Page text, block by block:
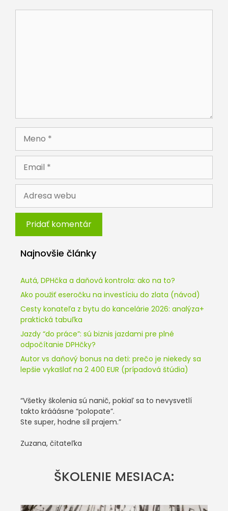
Adresa
webu
Najnovšie články
Autá, DPHčka a daňová kontrola: ako na to?
Ako použiť eseročku na investíciu do zlata (návod)
Cesty konateľa z bytu do kancelárie 2026: analýza+
praktická tabuľka
Jazdy “do práce”: sú biznis jazdami pre plné
odpočítanie DPHčky?
Autor vs daňový bonus na deti: prečo je niekedy sa
lepšie vykašlať na 2 400 EUR (prípadová štúdia)
“Všetky školenia sú nanič, pokiaľ sa to nevysvetlí
takto krááásne “polopate”.
Ste super, hodne síl prajem.”
Zuzana, čitateľka
ŠKOLENIE MESIACA: